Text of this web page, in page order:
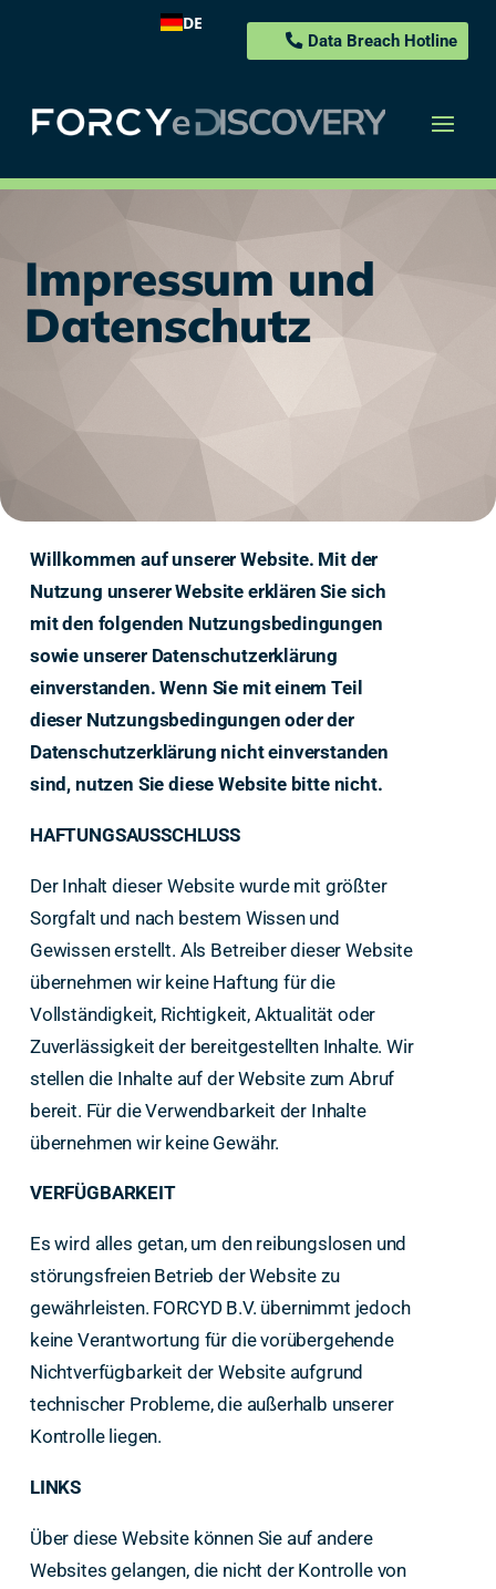
DE
Data Breach Hotline
Impressum und
Datenschutz
Willkommen auf unserer Website. Mit der
Nutzung unserer Website erklären Sie sich
mit den folgenden Nutzungsbedingungen
sowie unserer Datenschutzerklärung
einverstanden. Wenn Sie mit einem Teil
dieser Nutzungsbedingungen oder der
Datenschutzerklärung nicht einverstanden
sind, nutzen Sie diese Website bitte nicht.
HAFTUNGSAUSSCHLUSS
Der Inhalt dieser Website wurde mit größter
Sorgfalt und nach bestem Wissen und
Gewissen erstellt. Als Betreiber dieser Website
übernehmen wir keine Haftung für die
Vollständigkeit, Richtigkeit, Aktualität oder
Zuverlässigkeit der bereitgestellten Inhalte. Wir
stellen die Inhalte auf der Website zum Abruf
bereit. Für die Verwendbarkeit der Inhalte
übernehmen wir keine Gewähr.
VERFÜGBARKEIT
Es wird alles getan, um den reibungslosen und
störungsfreien Betrieb der Website zu
gewährleisten. FORCYD B.V. übernimmt jedoch
keine Verantwortung für die vorübergehende
Nichtverfügbarkeit der Website aufgrund
technischer Probleme, die außerhalb unserer
Kontrolle liegen.
LINKS
Über diese Website können Sie auf andere
Websites gelangen, die nicht der Kontrolle von